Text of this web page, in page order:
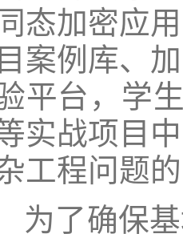
同态加密应
目案例库、
平台，学
实战项目
工程问题
为了确保